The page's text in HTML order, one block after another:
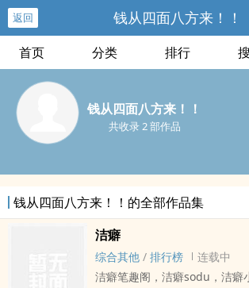
返回 钱从四面八方来！！
首页 分类 排行
钱从四面八方来！！
共收录 2 部作品
钱从四面八方来！！的全部作品集
洁癖
综合其他 / 排行榜
连载中
洁癖笔趣阁，洁癖sodu，洁癖